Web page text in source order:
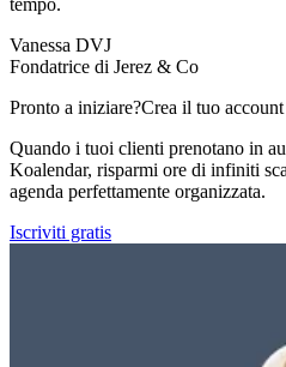
tempo.
Vanessa DVJ
Fondatrice di Jerez & Co
Pronto a iniziare?Crea il tuo
Quando i tuoi clienti prenotano in
Koalendar, risparmi ore di infiniti
agenda perfettamente organizzata.
Iscriviti gratis